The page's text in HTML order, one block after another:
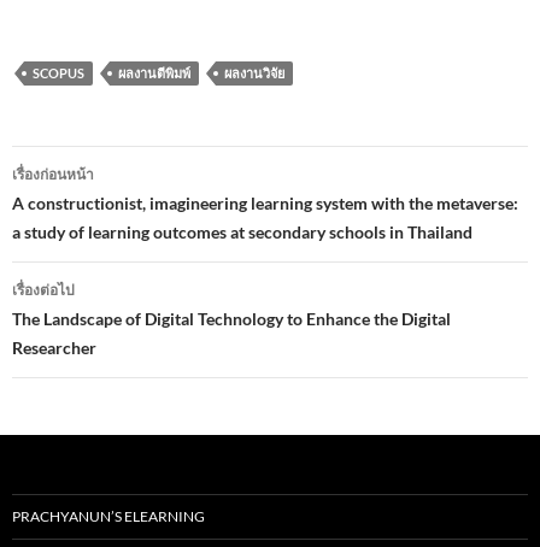
SCOPUS ผลงานตีพิมพ์ ผลงานวิจัย
เมนู
นำทาง
เรื่อง
เรื่องก่อนหน้า
A constructionist, imagineering learning system with the metaverse:
a study of learning outcomes at secondary schools in Thailand
เรื่องต่อไป
The Landscape of Digital Technology to Enhance the Digital
Researcher
PRACHYANUN’S ELEARNING